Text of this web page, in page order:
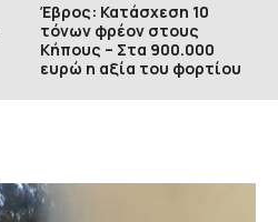
Έβρος: Κατάσχεση 10
τόνων φρέον στους
Κήπους – Στα 900.000
ευρώ η αξία του φορτίου